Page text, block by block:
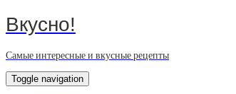
Вкусно!
Самые интересные и вкусные рецепты
Toggle navigation